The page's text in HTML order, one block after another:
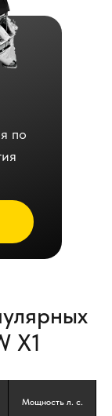
по
X1
Мощность л. с.